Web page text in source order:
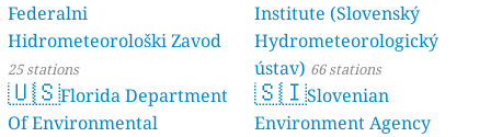
Federalni
Hidrometeorološki Zavod
25 stations
🇺🇸Florida Department
Of Environmental
Institute (Slovenský
Hydrometeorologický
ústav) 66 stations
🇸🇮Slovenian
Environment Agency